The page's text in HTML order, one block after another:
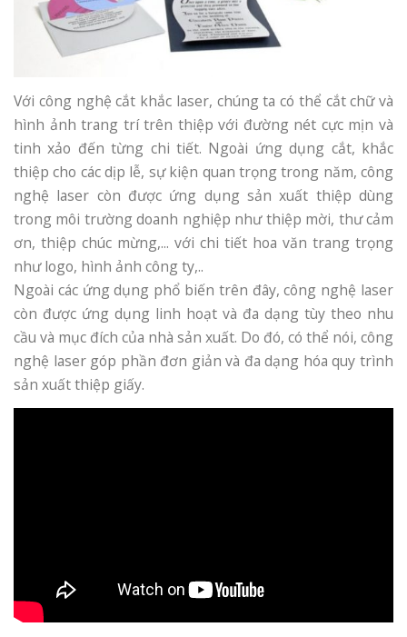
Với công nghệ cắt khắc laser, chúng ta có thể cắt chữ và
hình ảnh trang trí trên thiệp với đường nét cực mịn và
tinh xảo đến từng chi tiết. Ngoài ứng dụng cắt, khắc
thiệp cho các dịp lễ, sự kiện quan trọng trong năm, công
nghệ laser còn được ứng dụng sản xuất thiệp dùng
trong môi trường doanh nghiệp như thiệp mời, thư cảm
ơn, thiệp chúc mừng,... với chi tiết hoa văn trang trọng
như logo, hình ảnh công ty,..
Ngoài các ứng dụng phổ biến trên đây, công nghệ laser
còn được ứng dụng linh hoạt và đa dạng tùy theo nhu
cầu và mục đích của nhà sản xuất. Do đó, có thể nói, công
nghệ laser góp phần đơn giản và đa dạng hóa quy trình
sản xuất thiệp giấy.